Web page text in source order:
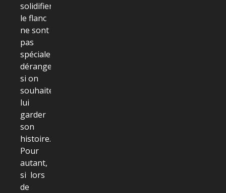
solidifier
le flanc
ne sont
pas
spécialement
dérangeantes
si on
souhaite
lui
garder
son
histoire.
Pour
autant,
si lors
de